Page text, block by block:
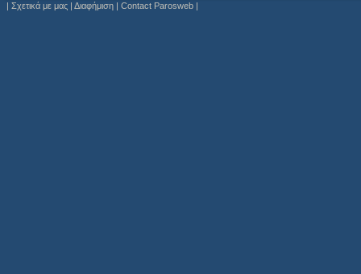
| Σχετικά με μας | Διαφήμιση | Contact Parosweb |